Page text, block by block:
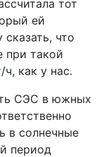
тот
ей
что
при такой
как у нас.
СЭС в южных
в солнечные
период